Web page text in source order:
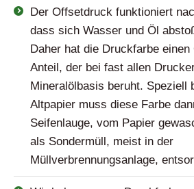
Der Offsetdruck funktioniert
dass sich Wasser und Öl
Daher hat die Druckfarbe
Anteil, der bei fast allen
Mineralölbasis beruht. Speziell
Altpapier muss diese Farbe
Seifenlauge, vom Papier
als Sondermüll, meist in der
Müllverbrennungsanlage,